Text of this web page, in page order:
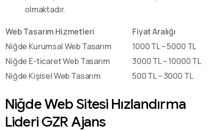
olmaktadır.
Web Tasarım Hizmetleri
Fiyat Aralığı
Niğde Kurumsal Web Tasarım
1000 TL – 5000 TL
Niğde E-ticaret Web Tasarım
3000 TL – 10000 TL
Niğde Kişisel Web Tasarım
500 TL – 3000 TL
Niğde Web Sitesi Hızlandırma
Lideri GZR Ajans